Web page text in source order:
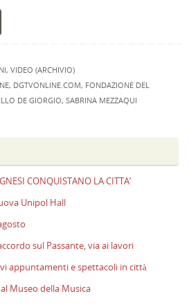
, VIDEO (ARCHIVIO)
, DGTVONLINE.COM, FONDAZIONE DEL
DE GIORGIO, SABRINA MEZZAQUI
CONQUISTANO LA CITTA’
Unipol Hall
sul Passante, via ai lavori
appuntamenti e spettacoli in città
Museo della Musica